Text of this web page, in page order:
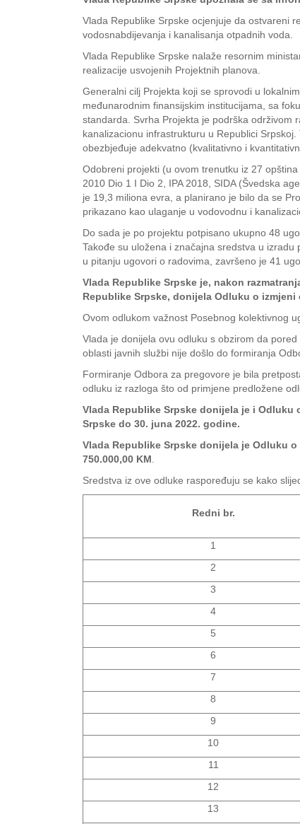
Vlada Republike Srpske ocjenjuje da ostvareni
vodosnabdijevanja i kanalisanja otpadnih voda.
Vlada Republike Srpske nalaže resornim
realizacije usvojenih Projektnih planova.
Generalni cilj Projekta koji se sprovodi u
međunarodnim finansijskim institucijama, sa
standarda. Svrha Projekta je podrška održivom
kanalizacionu infrastrukturu u Republici
obezbjeđuje adekvatno (kvalitativno i
Odobreni projekti (u ovom trenutku iz 27
2010 Dio 1 I Dio 2, IPA 2018, SIDA (Švedska
je 19,3 miliona evra, a planirano je bilo da se
prikazano kao ulaganje u vodovodnu i
Do sada je po projektu potpisano ukupno 48
Takođe su uložena i značajna sredstva u
u pitanju ugovori o radovima, završeno je 41
Vlada Republike Srpske je, nakon
Republike Srpske, donijela Odluku o
Ovom odlukom važnost Posebnog kolektivnog
Vlada je donijela ovu odluku s obzirom da
oblasti javnih službi nije došlo do formiranja
Formiranje Odbora za pregovore je bila
odluku iz razloga što od primjene predložene
Vlada Republike Srpske donijela je i
Srpske do 30. juna 2022. godine.
Vlada Republike Srpske donijela je Odluku
750.000,00 KM
Sredstva iz ove odluke raspoređuju se kako
Redni br.
1
2
3
4
5
6
7
8
9
10
11
12
13